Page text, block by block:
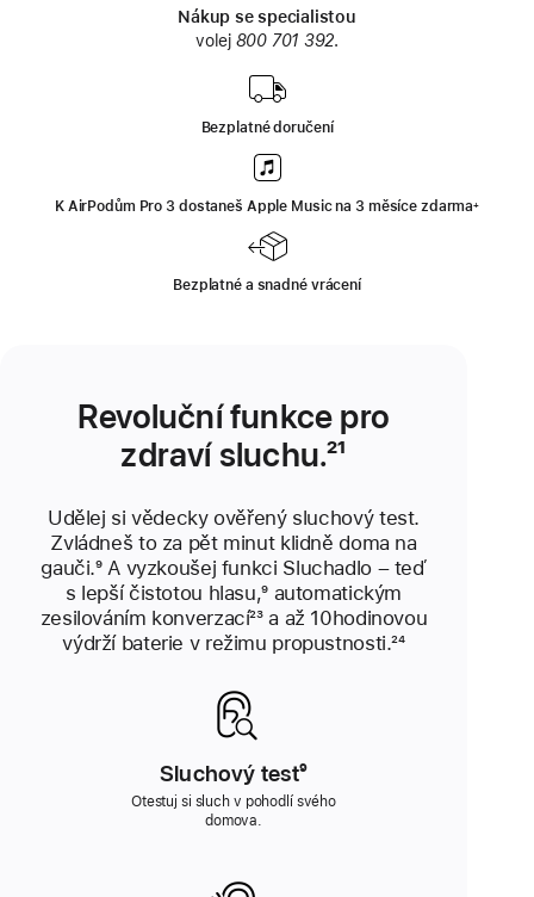
Nákup se specialistou
volej 800 701 392.
Bezplatné doručení
K AirPodům Pro 3 dostaneš Apple Music na 3 měsíce zdarma+
Bezplatné a snadné vrácení
Revoluční funkce pro
zdraví sluchu.Poznámka
²¹
Udělej si vědecky ověřený sluchový test.
Zvládneš to za pět minut klidně doma na
gauči.Poznámka
⁹ A vyzkoušej funkci Sluchadlo – teď
s lepší čistotou hlasu,Poznámka
⁹ automatickým
zesilováním konverzacíPoznámka
²³ a až 10hodinovou
výdrží baterie v režimu propustnosti.Poznámka
²⁴
Sluchový testPoznámka
⁹
Otestuj si sluch v pohodlí svého
domova.